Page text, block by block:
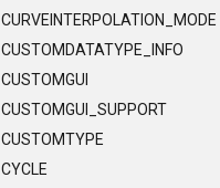
CURVEINTERPOLATION_MODE
CUSTOMDATATYPE_INFO
CUSTOMGUI
CUSTOMGUI_SUPPORT
CUSTOMTYPE
CYCLE